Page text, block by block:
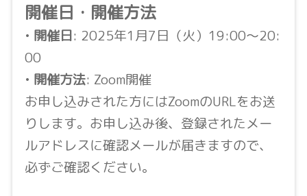
開催日・開催方法
• 開催日: 2025年1月7日（火）19:00〜20:
00
• 開催方法: Zoom開催
お申し込みされた方にはZoomのURLをお送
りします。お申し込み後、登録されたメー
ルアドレスに確認メールが届きますので、
必ずご確認ください。